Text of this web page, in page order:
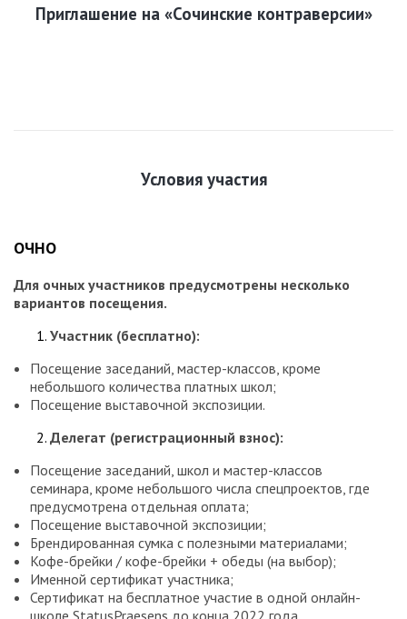
Приглашение на «Сочинские контраверсии»
Условия участия
ОЧНО
Для очных участников предусмотрены несколько
вариантов посещения.
Участник (бесплатно):
Посещение заседаний, мастер-классов, кроме
небольшого количества платных школ;
Посещение выставочной экспозиции.
Делегат (регистрационный взнос):
Посещение заседаний, школ и мастер-классов
семинара, кроме небольшого числа спецпроектов, где
предусмотрена отдельная оплата;
Посещение выставочной экспозиции;
Брендированная сумка с полезными материалами;
Кофе-брейки / кофе-брейки + обеды (на выбор);
Именной сертификат участника;
Сертификат на бесплатное участие в одной онлайн-
школе StatusPraesens до конца 2022 года.